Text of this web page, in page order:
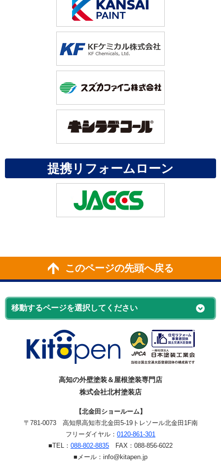
提携リフォームローン
このページの先頭へ戻る
高知の外壁塗装＆屋根塗装専門店
株式会社北村塗装店
【北金田ショールーム】
〒781-0073 高知県高知市北金田5-19トレソール北金田1F南
フリーダイヤル： 0120-861-301
■TEL： 088-802-8835 FAX：088-856-6022
■メール：info@kitapen.jp